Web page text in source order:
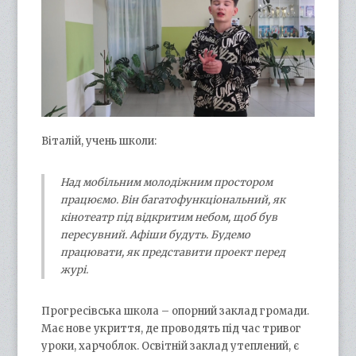
Віталій, учень школи:
Над мобільним молодіжним простором
працюємо. Він багатофункціональний, як
кінотеатр під відкритим небом, щоб був
пересувний. Афіши будуть. Будемо
працювати, як представити проект перед
журі.
Прогресівська школа – опорний заклад громади.
Має нове укриття, де проводять під час тривог
уроки, харчоблок. Освітній заклад утеплений, є